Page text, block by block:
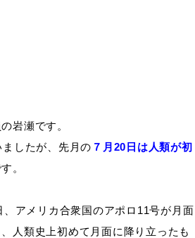
岩瀬です。
したが、先月の ７月20日は人類が初
。
、アメリカ合衆国のアポロ11号が月面
人類史上初めて月面に降り立ったも